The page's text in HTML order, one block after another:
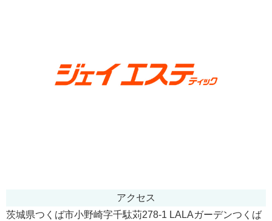
アクセス
茨城県つくば市小野崎字千駄苅278-1 LALAガーデンつくば